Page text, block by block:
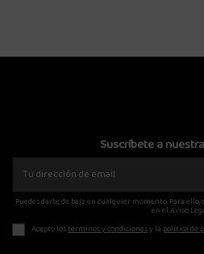
Suscríbete a
Puedes darte de baja en cualquier momento. Para
en el Aviso
Acepto lostérminos y condicionesy la política de